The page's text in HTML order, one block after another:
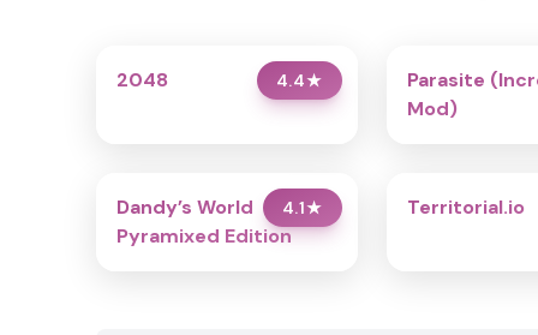
4.4★
2048
Parasite
Mod)
4.1★
Dandy’s World
Pyramixed Edition
Territorial.io